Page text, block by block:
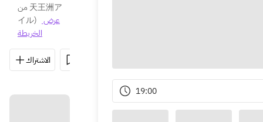
من 天王洲ア
イル)
عرض
الخريطة
الاشتراك
19:00